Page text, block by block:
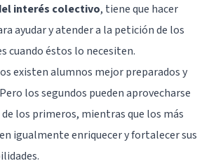
interés colectivo, tiene que hacer
ayudar y atender a la petición de los
cuando éstos lo necesiten.
existen alumnos mejor preparados y
los segundos pueden aprovecharse
los primeros, mientras que los más
igualmente enriquecer y fortalecer sus